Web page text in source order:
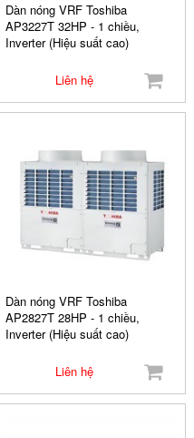
Dàn nóng VRF Toshiba
AP3227T 32HP - 1 chiều,
Inverter (Hiệu suất cao)
Liên hệ
Dàn nóng VRF Toshiba
AP2827T 28HP - 1 chiều,
Inverter (Hiệu suất cao)
Liên hệ